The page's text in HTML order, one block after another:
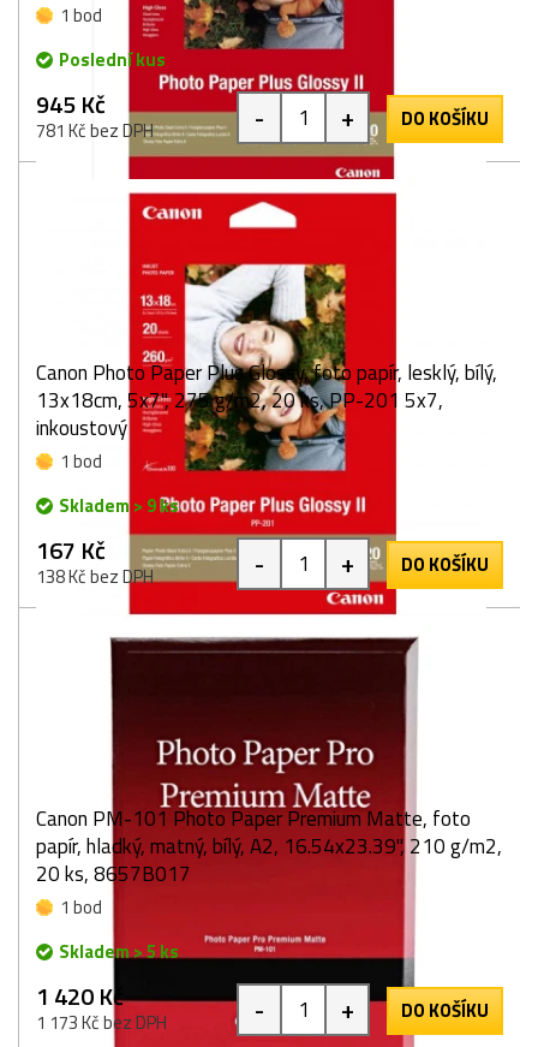
1 bod
Poslední kus
945 Kč
781 Kč bez DPH - + DO KOŠÍKU
Canon Photo Paper Plus Glossy, foto papír, lesklý, bílý,
13x18cm, 5x7", 275 g/m2, 20 ks, PP-201 5x7,
inkoustový
1 bod
Skladem > 9 ks
167 Kč
138 Kč bez DPH - + DO KOŠÍKU
Canon PM-101 Photo Paper Premium Matte, foto
papír, hladký, matný, bílý, A2, 16.54x23.39", 210 g/m2,
20 ks, 8657B017
1 bod
Skladem > 5 ks
1 420 Kč
1 173 Kč bez DPH - + DO KOŠÍKU